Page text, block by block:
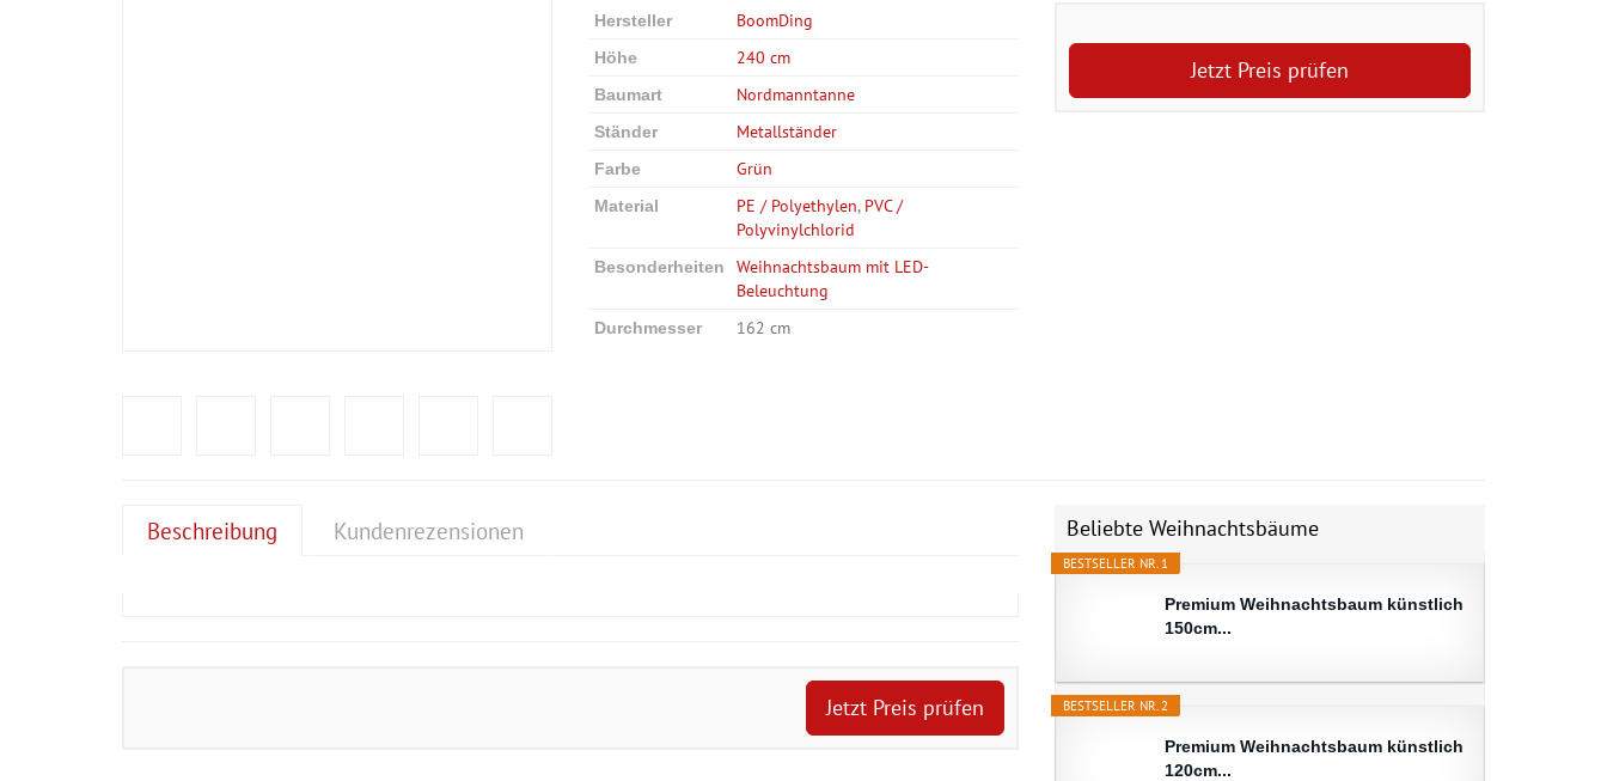
Jetzt Preis prüfen
Hersteller BoomDing
Höhe 240 cm
Baumart Nordmanntanne
Ständer Metallständer
Farbe Grün
Material PE / Polyethylen, PVC /
Polyvinylchlorid
Besonderheiten
Weihnachtsbaum mit LED-
Beleuchtung
Durchmesser 162 cm
Beschreibung Kundenrezensionen
Jetzt Preis prüfen
Beliebte Weihnachtsbäume
BESTSELLER NR. 1
Premium Weihnachtsbaum künstlich
150cm...
BESTSELLER NR. 2
Premium Weihnachtsbaum künstlich
120cm...